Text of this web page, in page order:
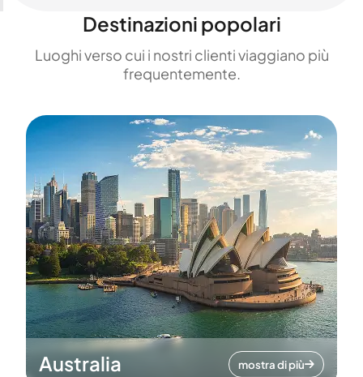
Destinazioni popolari
Luoghi verso cui i nostri clienti viaggiano più
frequentemente.
Australia mostra di più